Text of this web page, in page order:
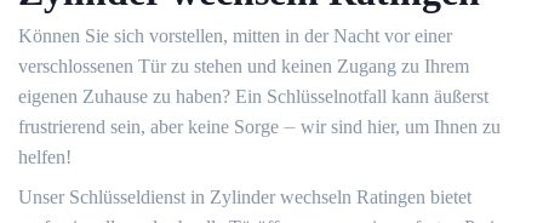
Können Sie sich vorstellen, mitten in der Nacht vor einer
verschlossenen Tür zu stehen und keinen Zugang zu Ihrem
eigenen Zuhause zu haben?​ Ein Schlüsselnotfall kann äußerst
frustrierend sein, aber keine Sorge ⏤ wir sind hier, um Ihnen zu
helfen!​
Unser Schlüsseldienst in Zylinder wechseln Ratingen bietet